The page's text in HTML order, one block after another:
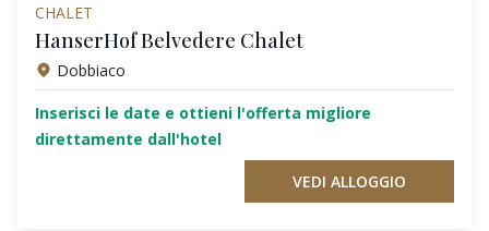
CHALET
HanserHof Belvedere Chalet
Dobbiaco
Inserisci le date e ottieni l'offerta migliore
direttamente dall'hotel
VEDI ALLOGGIO